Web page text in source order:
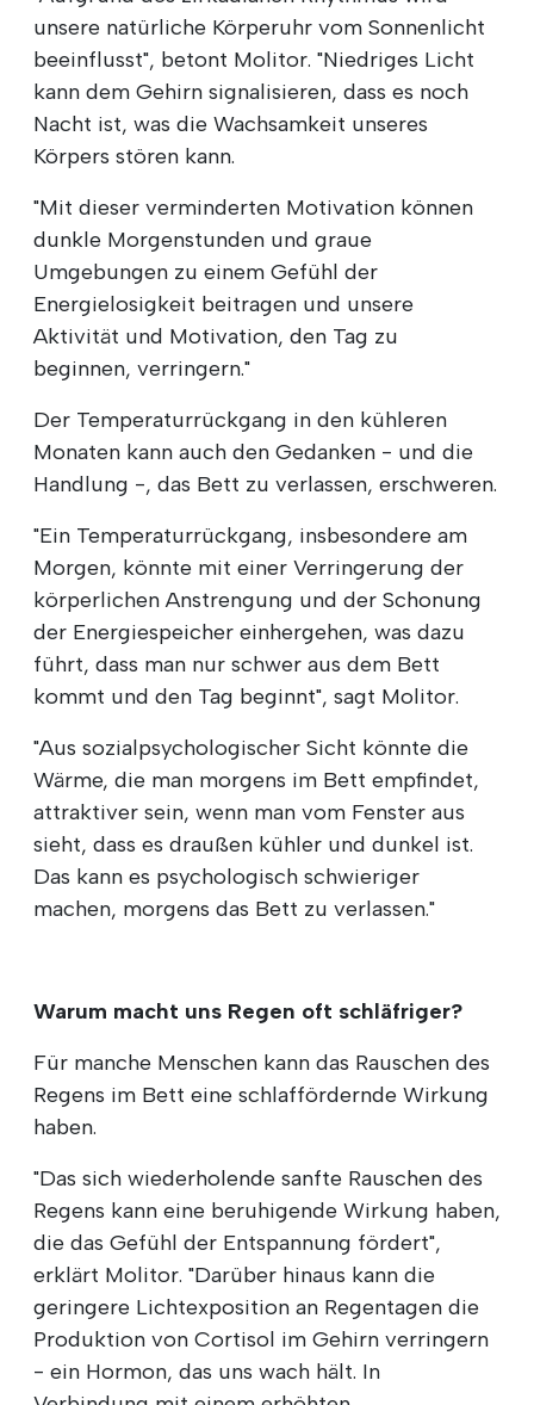
unsere natürliche Körperuhr vom Sonnenlicht
beeinflusst", betont Molitor. "Niedriges Licht
kann dem Gehirn signalisieren, dass es noch
Nacht ist, was die Wachsamkeit unseres
Körpers stören kann.
"Mit dieser verminderten Motivation können
dunkle Morgenstunden und graue
Umgebungen zu einem Gefühl der
Energielosigkeit beitragen und unsere
Aktivität und Motivation, den Tag zu
beginnen, verringern."
Der Temperaturrückgang in den kühleren
Monaten kann auch den Gedanken - und die
Handlung -, das Bett zu verlassen, erschweren.
"Ein Temperaturrückgang, insbesondere am
Morgen, könnte mit einer Verringerung der
körperlichen Anstrengung und der Schonung
der Energiespeicher einhergehen, was dazu
führt, dass man nur schwer aus dem Bett
kommt und den Tag beginnt", sagt Molitor.
"Aus sozialpsychologischer Sicht könnte die
Wärme, die man morgens im Bett empfindet,
attraktiver sein, wenn man vom Fenster aus
sieht, dass es draußen kühler und dunkel ist.
Das kann es psychologisch schwieriger
machen, morgens das Bett zu verlassen."
Warum macht uns Regen oft schläfriger?
Für manche Menschen kann das Rauschen des
Regens im Bett eine schlaffördernde Wirkung
haben.
"Das sich wiederholende sanfte Rauschen des
Regens kann eine beruhigende Wirkung haben,
die das Gefühl der Entspannung fördert",
erklärt Molitor. "Darüber hinaus kann die
geringere Lichtexposition an Regentagen die
Produktion von Cortisol im Gehirn verringern
- ein Hormon, das uns wach hält. In